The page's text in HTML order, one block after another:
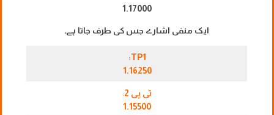
1.17000
ایک منفی اشارے جس کی طرف جاتا ہے۔
TP1:
1.16250
ٹی پی 2
:
1.15500